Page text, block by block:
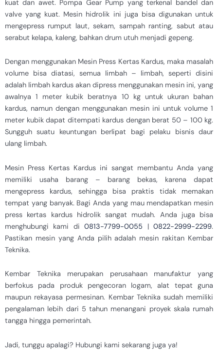
kuat dan awet. Pompa Gear Pump yang terkenal bandel dan
valve yang kuat. Mesin hidrolik ini juga bisa digunakan untuk
mengepress rumput laut, sekam, sampah ranting, sabut atau
serabut kelapa, kaleng, bahkan drum utuh menjadi gepeng.
Dengan menggunakan Mesin Press Kertas Kardus, maka masalah
volume bisa diatasi, semua limbah – limbah, seperti disini
adalah limbah kardus akan dipress menggunakan mesin ini, yang
awalnya 1 meter kubik beratnya 10 kg untuk ukuran bahan
kardus, namun dengan menggunakan mesin ini untuk volume 1
meter kubik dapat ditempati kardus dengan berat 50 – 100 kg.
Sungguh suatu keuntungan berlipat bagi pelaku bisnis daur
ulang limbah.
Mesin Press Kertas Kardus ini sangat membantu Anda yang
memiliki usaha barang – barang bekas, karena dapat
mengepress kardus, sehingga bisa praktis tidak memakan
tempat yang banyak. Bagi Anda yang mau mendapatkan mesin
press kertas kardus hidrolik sangat mudah. Anda juga bisa
menghubungi kami di0813-7799-0055 |0822-2999-2299.
Pastikan mesin yang Anda pilih adalah mesin rakitan Kembar
Teknika.
Kembar Teknika merupakan perusahaan manufaktur yang
berfokus pada produk pengecoran logam, alat tepat guna
maupun rekayasa permesinan. Kembar Teknika sudah memiliki
pengalaman lebih dari 5 tahun menangani proyek skala rumah
tangga hingga pemerintah.
Jadi, tunggu apalagi? Hubungi kami sekarang juga ya!